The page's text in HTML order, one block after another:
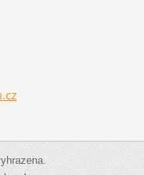
cz